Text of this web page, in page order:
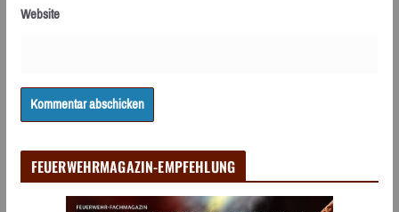
Website
FEUERWEHRMAGAZIN-EMPFEHLUNG